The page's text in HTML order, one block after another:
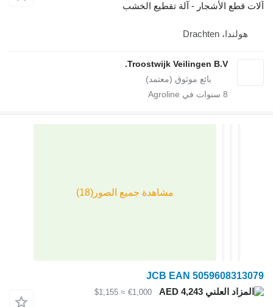
- آلة تقطيع الخشب
Troostwijk Veilingen
سنوات في Agroline
JCB EAN
AED 4,243
€1,000
≈ $1,155